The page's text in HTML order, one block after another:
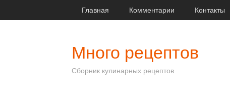
Главная Комментарии Контакты
Много рецептов
Сборник кулинарных рецептов